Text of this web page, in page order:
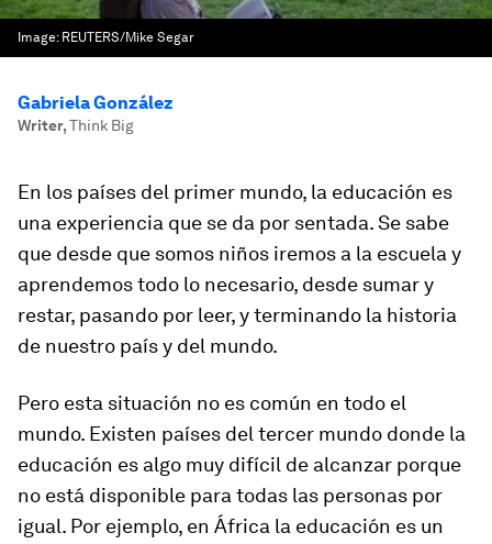
Image: REUTERS/Mike Segar
Gabriela González
Writer,Think Big
En los países del primer mundo, la educación es
una experiencia que se da por sentada. Se sabe
que desde que somos niños iremos a la escuela y
aprendemos todo lo necesario, desde sumar y
restar, pasando por leer, y terminando la historia
de nuestro país y del mundo.
Pero esta situación no es común en todo el
mundo. Existen países del tercer mundo donde la
educación es algo muy difícil de alcanzar porque
no está disponible para todas las personas por
igual. Por ejemplo, en África la educación es un